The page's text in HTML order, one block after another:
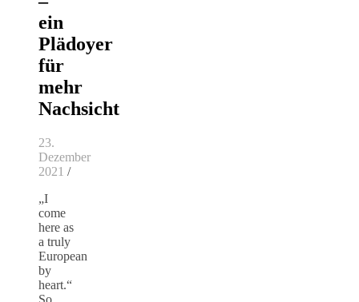
ein
Plädoyer
für
mehr
Nachsicht
23.
Dezember
2021 /
„I
come
here as
a truly
European
by
heart.“
So